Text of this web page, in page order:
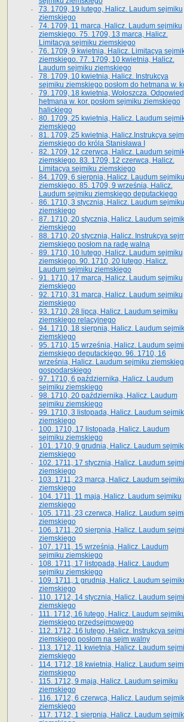
73. 1709, 19 lutego, Halicz. Laudum sejmiku
ziemskiego
74. 1709, 11 marca, Halicz. Laudum sejmiku
ziemskiego. 75. 1709, 13 marca, Halicz.
Limitacya sejmiku ziemskiego
76. 1709, 9 kwietnia, Halicz. Limitacya
ziemskiego. 77. 1709, 10 kwietnia, Halicz.
Laudum sejmiku ziemskiego
78. 1709, 10 kwietnia, Halicz. Instrukcya
sejmiku ziemskiego posłom do hetmana w.
79. 1709, 18 kwietnia, Wołoszcza.
hetmana w. kor. posłom sejmiku ziemskiego
halickiego
80. 1709, 25 kwietnia, Halicz. Laudum
ziemskiego
81. 1709, 25 kwietnia, Halicz.Instrukcya
ziemskiego do króla Stanisława I
82. 1709, 12 czerwca, Halicz. Laudum
ziemskiego. 83. 1709, 12 czerwca, Halicz.
Limitacya sejmiku ziemskiego
84. 1709, 6 sierpnia, Halicz. Laudum sejmiku
ziemskiego. 85. 1709, 9 września, Halicz.
Laudum sejmiku ziemskiego deputackiego
86. 1710, 3 stycznia, Halicz. Laudum sejmiku
ziemskiego
87. 1710, 20 stycznia, Halicz. Laudum
ziemskiego
88. 1710, 20 stycznia, Halicz. Instrukcya
ziemskiego posłom na radę walną
89. 1710, 10 lutego, Halicz. Laudum sejmiku
ziemskiego. 90. 1710, 20 lutego, Halicz.
Laudum sejmiku ziemskiego
91. 1710, 17 marca, Halicz. Laudum sejmiku
ziemskiego
92. 1710, 31 marca, Halicz. Laudum sejmiku
ziemskiego
93. 1710, 28 lipca, Halicz. Laudum sejmiku
ziemskiego relacyjnego
94. 1710, 18 sierpnia, Halicz. Laudum
ziemskiego
95. 1710, 15 września, Halicz. Laudum
ziemskiego deputackiego. 96. 1710, 16
września, Halicz. Laudum sejmiku
gospodarskiego
97. 1710, 6 października, Halicz. Laudum
sejmiku ziemskiego
98. 1710, 20 października, Halicz. Laudum
sejmiku ziemskiego
99. 1710, 3 listopada, Halicz. Laudum
ziemskiego
100. 1710, 17 listopada, Halicz. Laudum
sejmiku ziemskiego
101. 1710, 9 grudnia, Halicz. Laudum
ziemskiego
102. 1711, 17 stycznia, Halicz. Laudum
ziemskiego
103. 1711, 23 marca, Halicz. Laudum
ziemskiego
104. 1711, 11 maja, Halicz. Laudum sejmiku
ziemskiego
105. 1711, 23 czerwca, Halicz. Laudum
ziemskiego
106. 1711, 20 sierpnia, Halicz. Laudum
ziemskiego
107. 1711, 15 września, Halicz. Laudum
sejmiku ziemskiego
108. 1711, 17 listopada, Halicz. Laudum
sejmiku ziemskiego
109. 1711, 1 grudnia, Halicz. Laudum
ziemskiego
110. 1712, 14 stycznia, Halicz. Laudum
ziemskiego
111. 1712, 16 lutego, Halicz. Laudum
ziemskiego przedsejmowego
112. 1712, 16 lutego, Halicz. Instrukcya
ziemskiego posłom na sejm walny
113. 1712, 11 kwietnia, Halicz. Laudum
ziemskiego
114. 1712, 18 kwietnia, Halicz. Laudum
ziemskiego
115. 1712, 9 maja, Halicz. Laudum sejmiku
ziemskiego
116. 1712, 6 czerwca, Halicz. Laudum
ziemskiego
117. 1712, 1 sierpnia, Halicz. Laudum